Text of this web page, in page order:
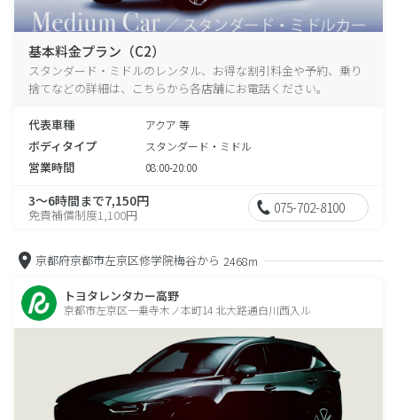
基本料金プラン（C2）
スタンダード・ミドルのレンタル、お得な割引料金や予約、乗り
捨てなどの詳細は、こちらから各店舗にお電話ください。
代表車種 アクア 等
ボディタイプ スタンダード・ミドル
営業時間 08:00-20:00
3～6時間まで7,150円
免責補償制度1,100円 075-702-8100
京都府京都市左京区修学院梅谷から 2468m
トヨタレンタカー高野
京都市左京区一乗寺木ノ本町14 北大路通白川西入ル